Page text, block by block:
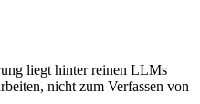
liegt hinter reinen LLMs
nicht zum Verfassen von